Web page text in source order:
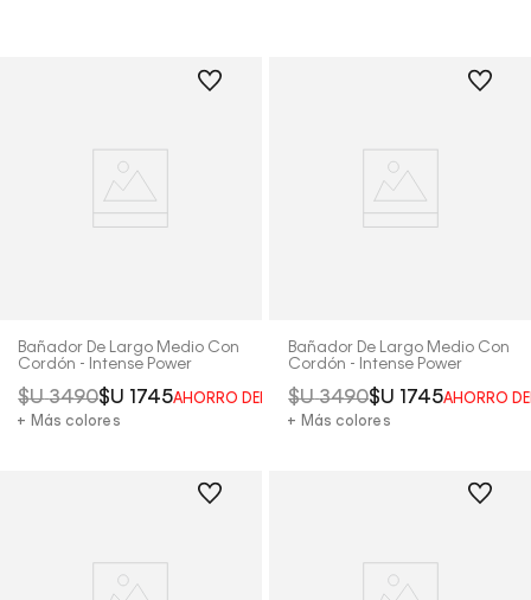
Bañador De Largo Medio Con
Cordón - Intense Power
$U 3490$U 1745AHORRO DEL
50%
+ Más colores
Bañador De Largo Medio Con
Cordón - Intense Power
$U 3490$U 1745AHORRO
+ Más colores